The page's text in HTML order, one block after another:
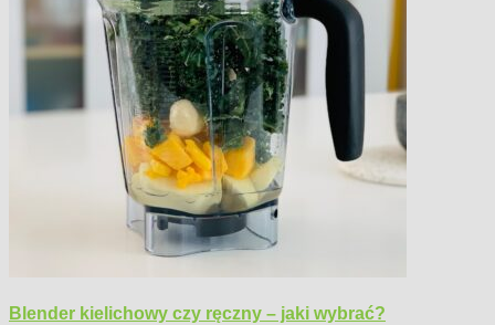
Blender kielichowy czy ręczny – jaki wybrać?